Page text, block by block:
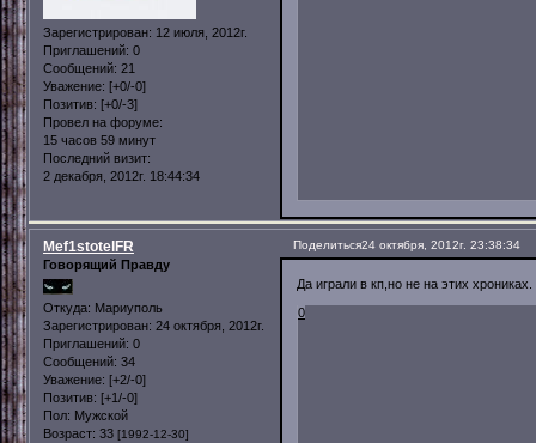
Зарегистрирован: 12 июля, 2012г.
Приглашений: 0
Сообщений: 21
Уважение: [+0/-0]
Позитив: [+0/-3]
Провел на форуме:
15 часов 59 минут
Последний визит:
2 декабря, 2012г. 18:44:34
Поделиться24 октября, 2012г. 23:38:34
Mef1stotelFR
Говорящий Правду
Откуда: Мариуполь
Зарегистрирован: 24 октября, 2012г.
Приглашений: 0
Сообщений: 34
Уважение: [+2/-0]
Позитив: [+1/-0]
Пол: Мужской
Возраст: 33 [1992-12-30]
Да играли в кп,но не на этих
0